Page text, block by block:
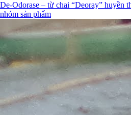
De-Odorase – từ chai “Deoray” huyền
nhóm sản phẩm